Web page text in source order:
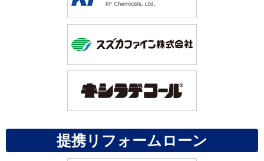
提携リフォームローン